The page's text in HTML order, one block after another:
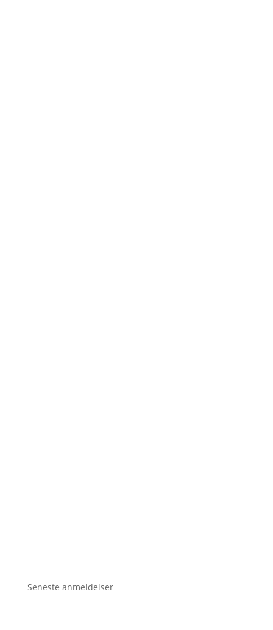
Seneste anmeldelser